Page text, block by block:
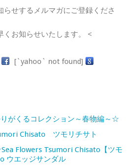
らせするメルマガにご登録くださ
くお知らせいたします。 <
[`yahoo` not found]
がくるコレクション～春物編～☆
Chisato ツモリチサト
Flowers Tsumori Chisato【ツモ
ウエッジサンダル